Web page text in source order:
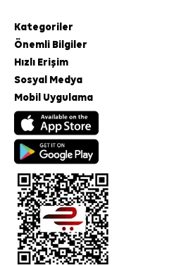
Kategoriler
Önemli Bilgiler
Hızlı Erişim
Sosyal Medya
Mobil Uygulama